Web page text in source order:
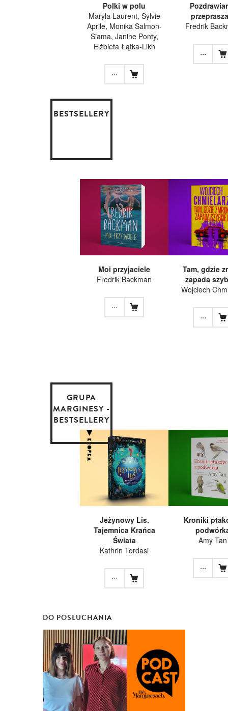
Polki w polu
Maryla Laurent, Sylvie
Aprile, Monika Salmon-
Siama, Janine Ponty,
Elżbieta Łątka-Likh
...
Fredrik
...
BESTSELLERY
Moi przyjaciele
Fredrik Backman
...
Tam, gdzie
zapada
Wojciech
...
GRUPA
MARGINESY -
BESTSELLERY
Jeżynowy Lis.
Tajemnica Krańca
Świata
Kathrin Tordasi
...
Kroniki
Amy Tan
...
DO POSŁUCHANIA